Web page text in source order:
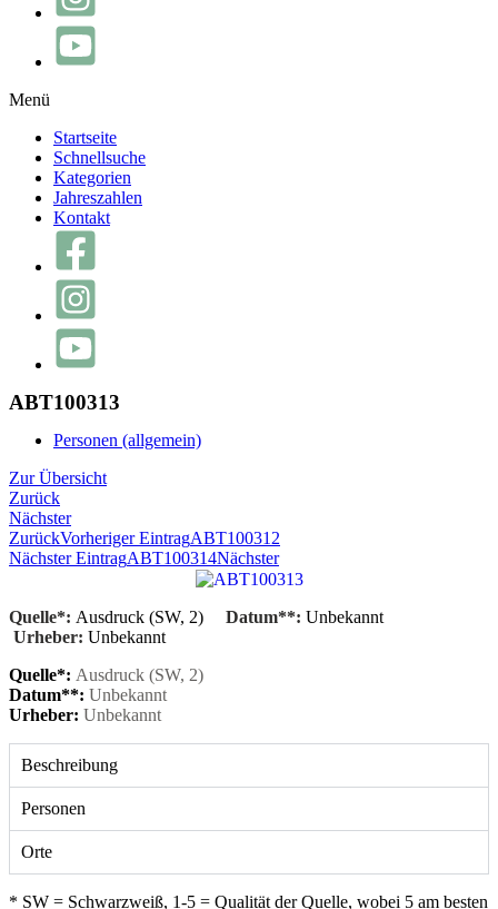
Menü
Startseite
Schnellsuche
Kategorien
Jahreszahlen
Kontakt
ABT100313
Personen (allgemein)
Zur Übersicht
Zurück
Nächster
ZurückVorheriger EintragABT100312
Nächster EintragABT100314Nächster
Quelle*: Ausdruck (SW, 2) Datum**: Unbekannt
Urheber: Unbekannt
Quelle*: Ausdruck (SW, 2)
Datum**: Unbekannt
Urheber: Unbekannt
Beschreibung
Personen
Orte
* SW = Schwarzweiß, 1-5 = Qualität der Quelle, wobei 5 am besten